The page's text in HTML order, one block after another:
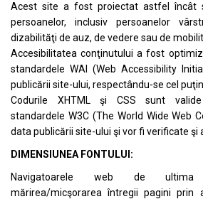
Acest site a fost proiectat astfel încât
persoanelor, inclusiv persoanelor
dizabilităţi de auz, de vedere sau de
Accesibilitatea conţinutului a fost
standardele WAI (Web Accessibility
publicării site-ului, respectându-se cel
Codurile XHTML şi CSS sunt
standardele W3C (The World Wide Web
data publicării site-ului şi vor fi verificate şi
DIMENSIUNEA FONTULUI:
Navigatoarele web de ultima
mărirea/micşorarea întregii pagini prin